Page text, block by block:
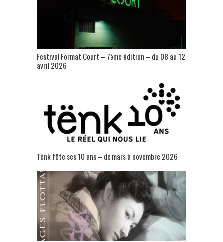
Festival Format Court – 7ème édition – du 08 au 12
avril 2026
Tënk fête ses 10 ans – de mars à novembre 2026